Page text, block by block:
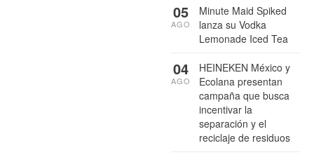
Minute Maid Spiked
lanza su Vodka
Lemonade Iced Tea
05
AGO
HEINEKEN México y
Ecolana presentan
campaña que busca
incentivar la
separación y el
reciclaje de residuos
04
AGO